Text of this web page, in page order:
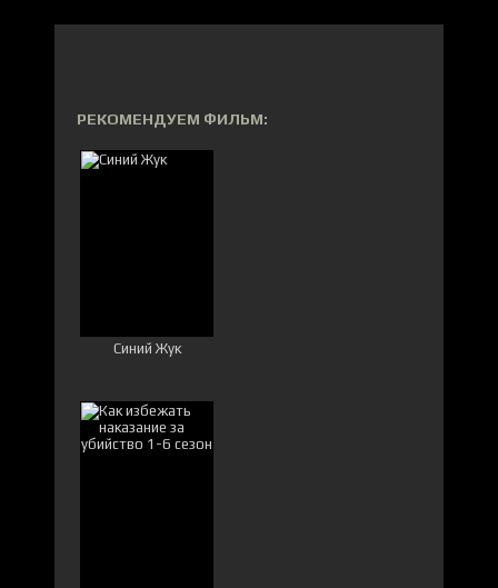
РЕКОМЕНДУЕМ ФИЛЬМ:
Синий Жук